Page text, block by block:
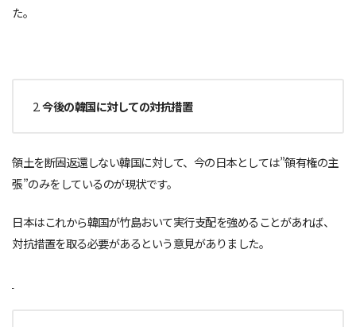
た。
今後の韓国に対しての対抗措置
領土を断固返還しない韓国に対して、今の日本としては”領有権の主
張”のみをしているのが現状です。
日本はこれから韓国が竹島おいて実行支配を強めることがあれば、
対抗措置を取る必要があるという意見がありました。